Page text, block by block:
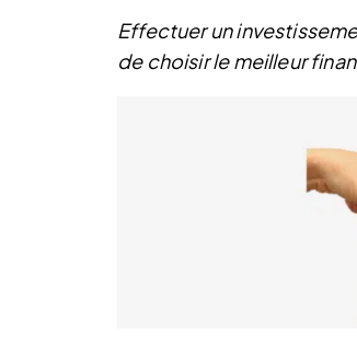
Effectuer un
de choisir le meilleur